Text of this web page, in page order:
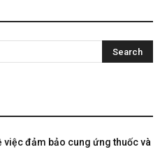
việc đảm bảo cung ứng thuốc và